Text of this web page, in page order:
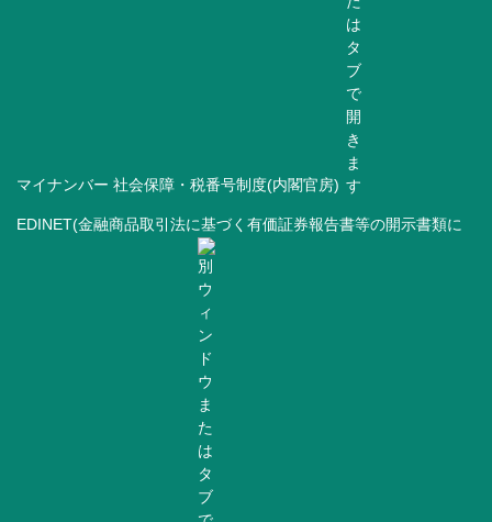
マイナンバー 社会保障・税番号制度(内閣官房)
EDINET(金融商品取引法に基づく有価証券報告書等の開示書類に